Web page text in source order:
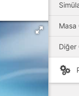
Masa
Diğer